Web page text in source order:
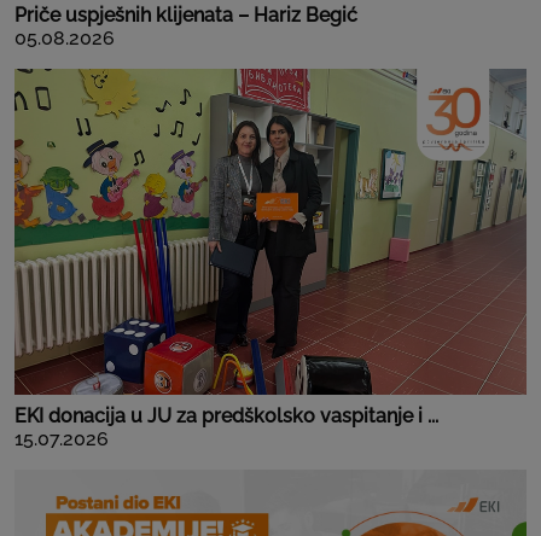
Priče uspješnih klijenata – Hariz Begić
05.08.2026
EKI donacija u JU za predškolsko vaspitanje i ...
15.07.2026